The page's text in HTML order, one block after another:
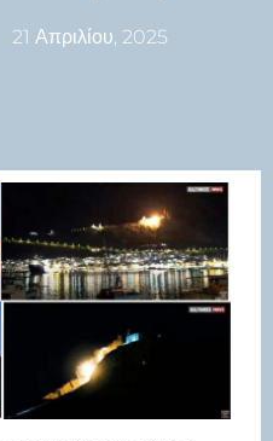
21 Απριλίου, 2025